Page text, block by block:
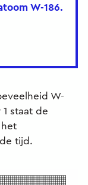
W-186.
W-
staat de
het
tijd.